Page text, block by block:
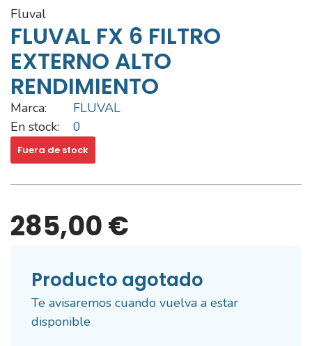
fluval
FLUVAL FX 6 FILTRO
EXTERNO ALTO
RENDIMIENTO
Marca:
FLUVAL
En stock:
0
Fuera de stock
285,00 €
Producto agotado
Te avisaremos cuando vuelva a estar
disponible